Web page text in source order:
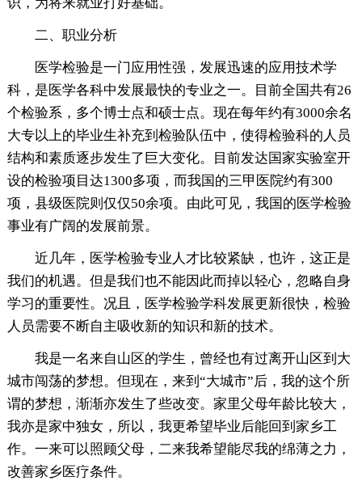
二、职业分析
医学检验是一门应用性强，发展迅速的应用技术学
科，是医学各科中发展最快的专业之一。目前全国共有26
个检验系，多个博士点和硕士点。现在每年约有3000余名
大专以上的毕业生补充到检验队伍中，使得检验科的人员
结构和素质逐步发生了巨大变化。目前发达国家实验室开
设的检验项目达1300多项，而我国的三甲医院约有300
项，县级医院则仅仅50余项。由此可见，我国的医学检验
事业有广阔的发展前景。
近几年，医学检验专业人才比较紧缺，也许，这正是
我们的机遇。但是我们也不能因此而掉以轻心，忽略自身
学习的重要性。况且，医学检验学科发展更新很快，检验
人员需要不断自主吸收新的知识和新的技术。
我是一名来自山区的学生，曾经也有过离开山区到大
城市闯荡的梦想。但现在，来到“大城市”后，我的这个所
谓的梦想，渐渐亦发生了些改变。家里父母年龄比较大，
我亦是家中独女，所以，我更希望毕业后能回到家乡工
作。一来可以照顾父母，二来我希望能尽我的绵薄之力，
改善家乡医疗条件。